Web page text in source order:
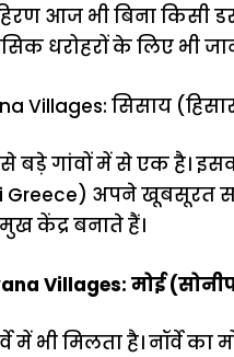
आज भी बिना किसी
धरोहरों के लिए भी
Villages: सिसाय
बड़े गांवों में से एक है।
Greece) अपने खूबसूरत
केंद्र बनाते हैं।
Villages: मोई
में भी मिलता है। नॉर्वे